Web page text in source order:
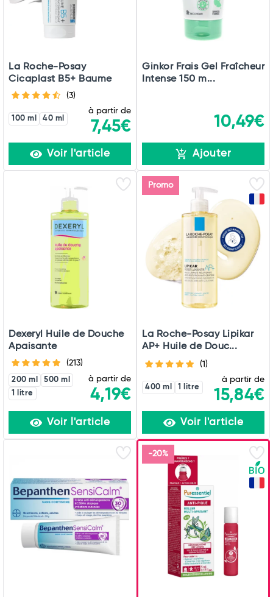
La Roche-Posay
Cicaplast B5+ Baume
(3)
100 ml 40 ml
à partir de
7,45€
Voir l'article
Ginkor Frais Gel Fraîcheur
Intense 150 m...
10,49€
Ajouter
Dexeryl Huile de Douche
Apaisante
(213)
200 ml
500 ml
1 litre
à partir de
4,19€
Voir l'article
Promo
La Roche-Posay Lipikar
AP+ Huile de Douc...
(1)
400 ml 1 litre
à partir de
15,84€
Voir l'article
-20%